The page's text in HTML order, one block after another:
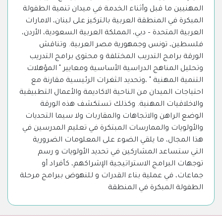
المهنيين ما قبل وأثناء الخدمة في ميدان تنمية الطفولة
المبكرة في المنطقة العربية بالتركيز على لبنان، الامارات
العربية المتحدة – دبي، المملكة العربية السعودية، الأردن،
فلسطين، تونس وجمهورية مصر العربية. وتناقش
الورقة برامج التدريب المختلفة و محتوى برامج التدريب
وتحليل المناهج الدراسية الأساسية ومعايير " المؤهلات
التنمية المهنية " ،وتحديد الثغرات الرئيسية مقارنة مع
احتياجات الميدان من الناحية الاكاديمة والأعمال التطبيقية
والاخلاقيات المهنية. وكذلك تستكشف هذه الورقة
الوضع الراهن والاتجاهات والمقاربات ولا سيما التحديات
والأولويات والممارسات المبتكرة في تعليم المدرسين في
هذا المجال، ما يلقي الضوء على المعلومات الضرورية
التي ستساعد المشاركين في تحديد الأولويات و رسم
توجهات البرامج الاستراتيجية الإشراكهم، كأفراد أو
جماعات، في عملية بناء القدرات و للنهوض ببرامج مرحلة
الطفولة المبكرة في المنطقة